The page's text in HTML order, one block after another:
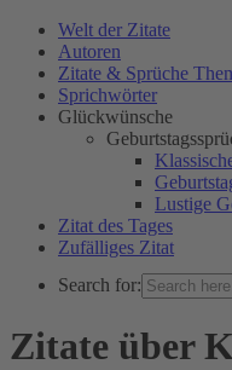
Welt der Zitate
Autoren
Zitate & Sprüche
Sprichwörter
Glückwünsche
Lustige
Zitat des Tages
Zufälliges Zitat
Search for:
WELT DER ZITATE
Zitate über